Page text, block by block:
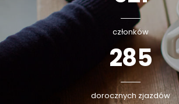
członków
95
dorocznych zjazdów